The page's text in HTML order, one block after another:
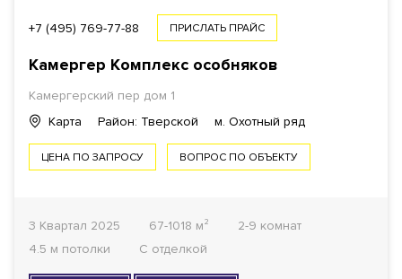
+7 (495) 769-77-88 ПРИСЛАТЬ ПРАЙС
Камергер Комплекс особняков
Камергерский пер дом 1
Карта
Район: Тверской м. Охотный ряд
ЦЕНА ПО ЗАПРОСУ ВОПРОС ПО ОБЪЕКТУ
3 Квартал 2025 67-1018 м²
2-9 комнат
4.5 м потолки
С отделкой